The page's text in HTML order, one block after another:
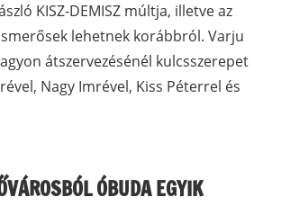
KISZ-DEMISZ múltja, illetve az
lehetnek korábbról. Varju
átszervezésénél kulcsszerepet
Nagy Imrével, Kiss Péterrel és
ÓBUDA EGYIK